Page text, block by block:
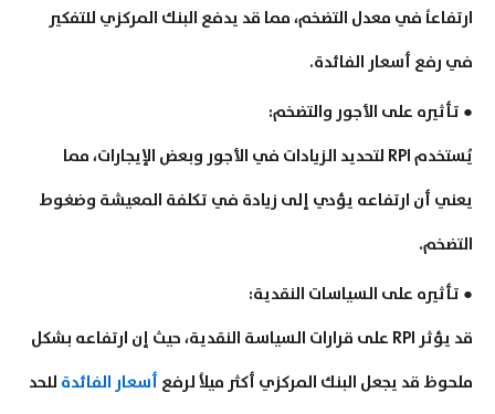
ارتفاعاً في معدل التضخم، مما قد يدفع البنك المركزي للتفكير
في رفع أسعار الفائدة.
● تأثيره على الأجور والتضخم:
يُستخدم RPI لتحديد الزيادات في الأجور وبعض الإيجارات، مما
يعني أن ارتفاعه يؤدي إلى زيادة في تكلفة المعيشة وضغوط
التضخم.
● تأثيره على السياسات النقدية:
قد يؤثر RPI على قرارات السياسة النقدية، حيث إن ارتفاعه بشكل
ملحوظ قد يجعل البنك المركزي أكثر ميلاً لرفع أسعار الفائدة للحد